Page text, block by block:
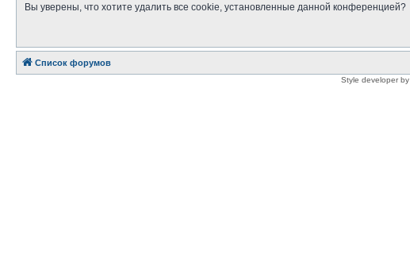
Вы уверены, что хотите удалить все cookie, установленные данной конференцией?
Список форумов
Style developer by